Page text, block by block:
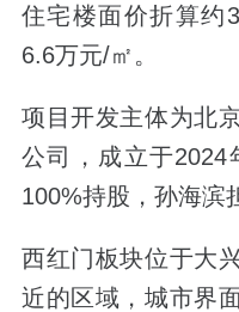
住宅楼面价折算约
6.6万元/㎡。
项目开发主体为北
公司，成立于2024
100%持股，孙海滨
西红门板块位于大
近的区域，城市界